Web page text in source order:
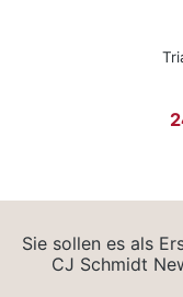
Sie sollen es als
CJ Schmidt